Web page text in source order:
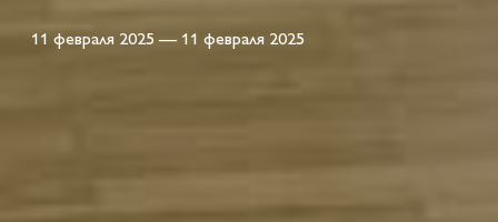
11 февраля 2025 — 11 февраля 2025